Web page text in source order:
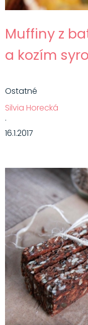
Muffiny z
a kozím
Ostatné
Silvia Horecká
·
16.1.2017